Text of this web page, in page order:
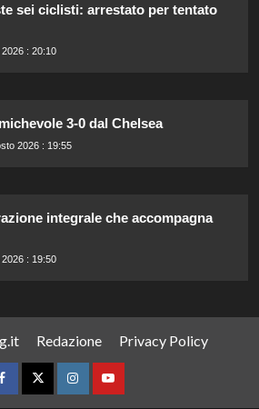
sei ciclisti: arrestato per tentato
: 20:10
3-0 dal Chelsea
2026 : 19:55
integrale che accompagna
: 19:50
Redazione Privacy Policy
FacebookTwitterInstagramYouTube